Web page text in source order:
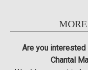
Are you interested
Chantal